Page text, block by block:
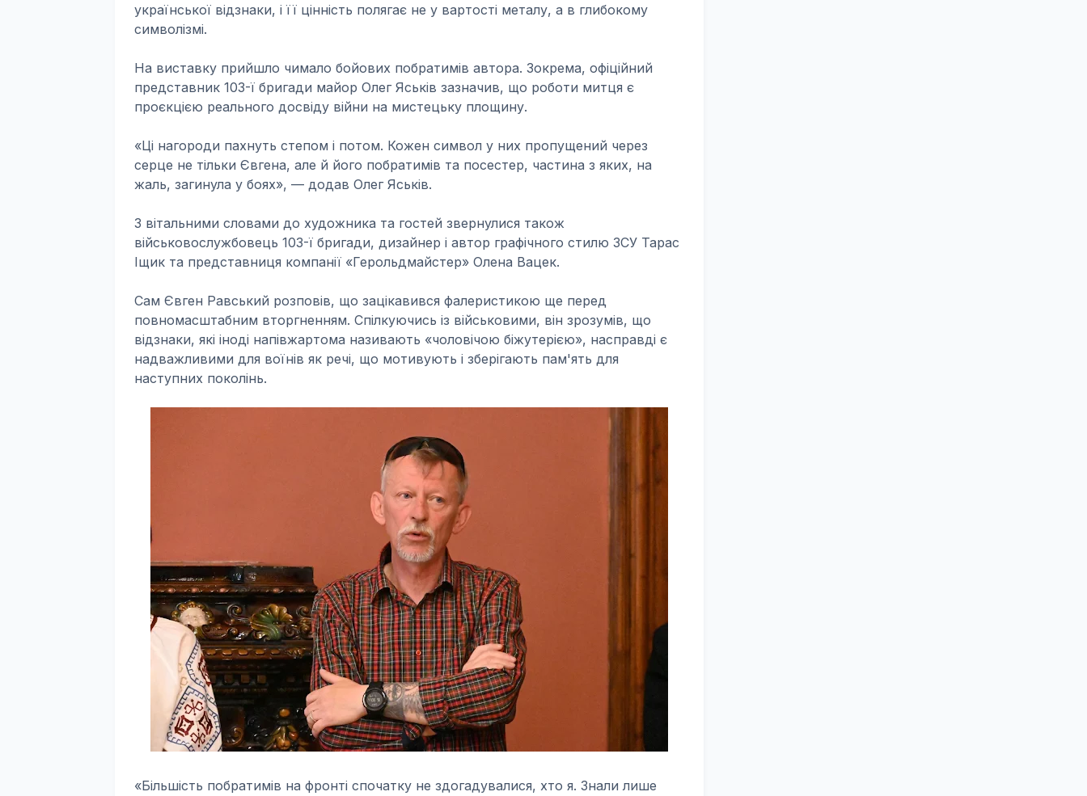
української відзнаки, і її цінність полягає не у вартості металу, а в глибокому
символізмі.
На виставку прийшло чимало бойових побратимів автора. Зокрема, офіційний
представник 103-ї бригади майор Олег Яськів зазначив, що роботи митця є
проєкцією реального досвіду війни на мистецьку площину.
«Ці нагороди пахнуть степом і потом. Кожен символ у них пропущений через
серце не тільки Євгена, але й його побратимів та посестер, частина з яких, на
жаль, загинула у боях», — додав Олег Яськів.
З вітальними словами до художника та гостей звернулися також
військовослужбовець 103-ї бригади, дизайнер і автор графічного стилю ЗСУ Тарас
Іщик та представниця компанії «Герольдмайстер» Олена Вацек.
Сам Євген Равський розповів, що зацікавився фалеристикою ще перед
повномасштабним вторгненням. Спілкуючись із військовими, він зрозумів, що
відзнаки, які іноді напівжартома називають «чоловічою біжутерією», насправді є
надважливими для воїнів як речі, що мотивують і зберігають пам'ять для
наступних поколінь.
«Більшість побратимів на фронті спочатку не здогадувалися, хто я. Знали лише